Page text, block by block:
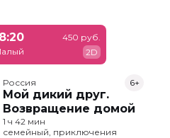
450 руб.
2D
Россия
Мой дикий друг.
Возвращение домой
6+
1 ч 42 мин
семейный, приключения